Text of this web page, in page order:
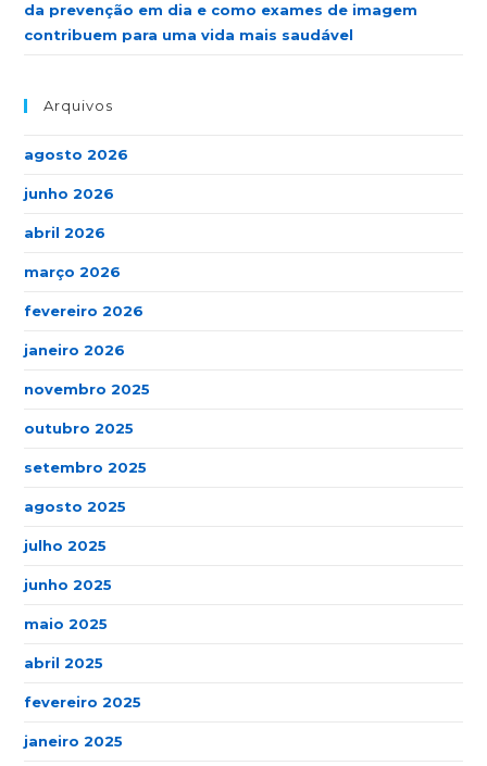
da prevenção em dia e como exames de imagem
contribuem para uma vida mais saudável
Arquivos
agosto 2026
junho 2026
abril 2026
março 2026
fevereiro 2026
janeiro 2026
novembro 2025
outubro 2025
setembro 2025
agosto 2025
julho 2025
junho 2025
maio 2025
abril 2025
fevereiro 2025
janeiro 2025